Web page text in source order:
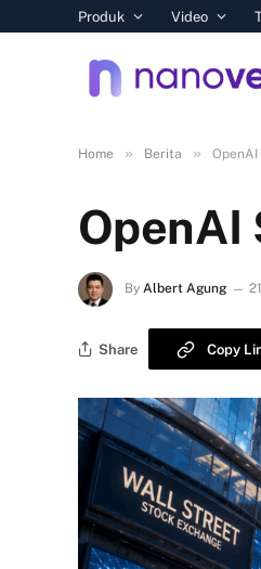
Produk Video
Home » Berita » OpenAI
OpenAI
By Albert Agung
Share Copy